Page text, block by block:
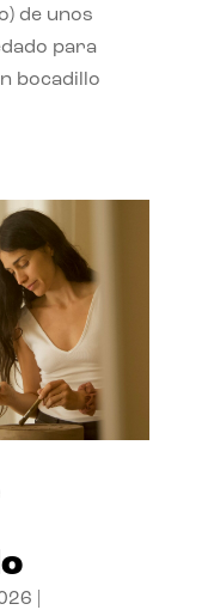
de unos
para
bocadillo